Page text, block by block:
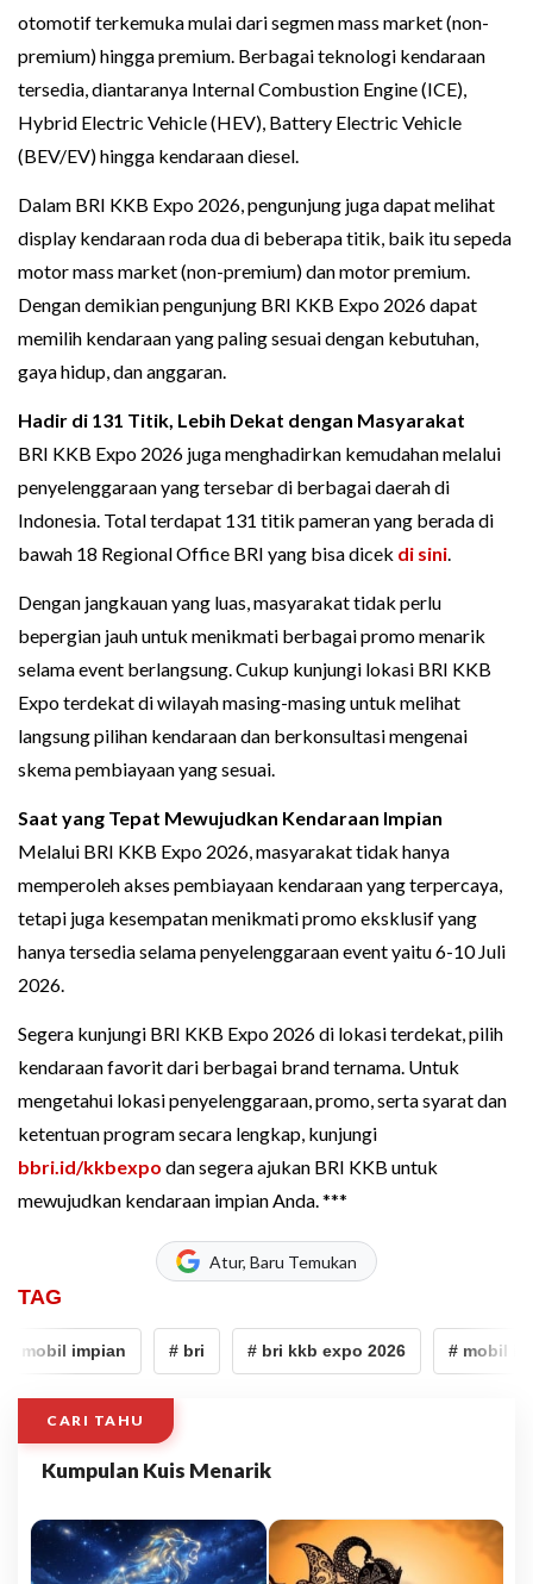
otomotif terkemuka mulai dari segmen mass market (non-
premium) hingga premium. Berbagai teknologi kendaraan
tersedia, diantaranya Internal Combustion Engine (ICE),
Hybrid Electric Vehicle (HEV), Battery Electric Vehicle
(BEV/EV) hingga kendaraan diesel.
Dalam BRI KKB Expo 2026, pengunjung juga dapat melihat
display kendaraan roda dua di beberapa titik, baik itu sepeda
motor mass market (non-premium) dan motor premium.
Dengan demikian pengunjung BRI KKB Expo 2026 dapat
memilih kendaraan yang paling sesuai dengan kebutuhan,
gaya hidup, dan anggaran.
Hadir di 131 Titik, Lebih Dekat dengan Masyarakat
BRI KKB Expo 2026 juga menghadirkan kemudahan melalui
penyelenggaraan yang tersebar di berbagai daerah di
Indonesia. Total terdapat 131 titik pameran yang berada di
bawah 18 Regional Office BRI yang bisa dicek di sini.
Dengan jangkauan yang luas, masyarakat tidak perlu
bepergian jauh untuk menikmati berbagai promo menarik
selama event berlangsung. Cukup kunjungi lokasi BRI KKB
Expo terdekat di wilayah masing-masing untuk melihat
langsung pilihan kendaraan dan berkonsultasi mengenai
skema pembiayaan yang sesuai.
Saat yang Tepat Mewujudkan Kendaraan Impian
Melalui BRI KKB Expo 2026, masyarakat tidak hanya
memperoleh akses pembiayaan kendaraan yang terpercaya,
tetapi juga kesempatan menikmati promo eksklusif yang
hanya tersedia selama penyelenggaraan event yaitu 6-10 Juli
2026.
Segera kunjungi BRI KKB Expo 2026 di lokasi terdekat, pilih
kendaraan favorit dari berbagai brand ternama. Untuk
mengetahui lokasi penyelenggaraan, promo, serta syarat dan
ketentuan program secara lengkap, kunjungi
bbri.id/kkbexpo dan segera ajukan BRI KKB untuk
mewujudkan kendaraan impian Anda. ***
Atur, Baru Temukan
TAG
mobil impian # bri # bri kkb expo 2026 # mobil
CARI TAHU
Kumpulan Kuis Menarik